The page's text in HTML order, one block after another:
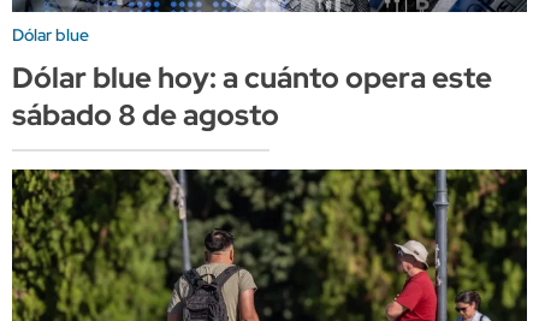
Dólar blue
Dólar blue hoy: a cuánto opera este
sábado 8 de agosto